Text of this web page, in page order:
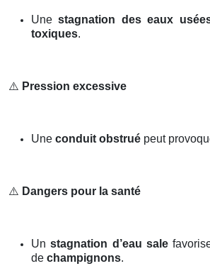
Unestagnation des eaux
toxiques.
⚠️ Pression excessive
Une conduit obstrué peut
⚠️ Dangers pour la santé
Unstagnation d’eau sale
de champignons.